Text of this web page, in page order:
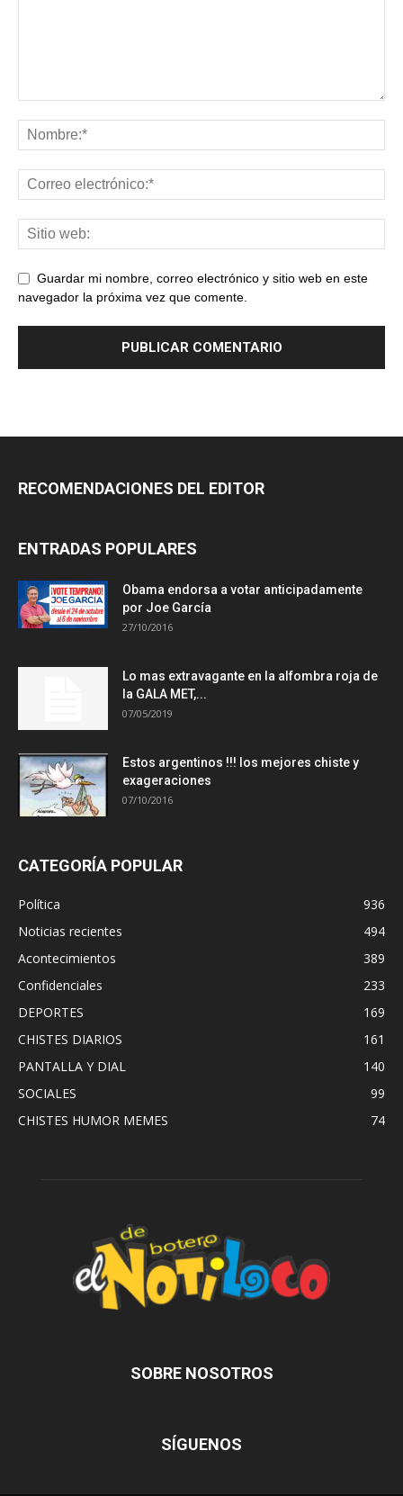
Guardar mi nombre, correo electrónico y sitio web en este
navegador la próxima vez que comente.
RECOMENDACIONES DEL EDITOR
ENTRADAS POPULARES
Obama endorsa a votar anticipadamente
por Joe García
27/10/2016
Lo mas extravagante en la alfombra roja de
la GALA MET,...
07/05/2019
Estos argentinos !!! los mejores chiste y
exageraciones
07/10/2016
CATEGORÍA POPULAR
Política
936
Noticias recientes
494
Acontecimientos
389
Confidenciales
233
DEPORTES
169
CHISTES DIARIOS
161
PANTALLA Y DIAL
140
SOCIALES
99
CHISTES HUMOR MEMES
74
SOBRE NOSOTROS
SÍGUENOS